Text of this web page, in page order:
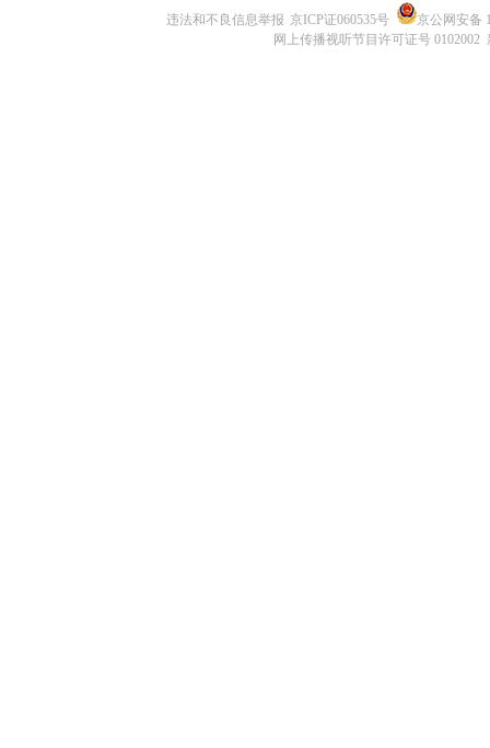
违法和不良信息举报 京ICP证060535号
京公网安备
网上传播视听节目许可证号 0102002